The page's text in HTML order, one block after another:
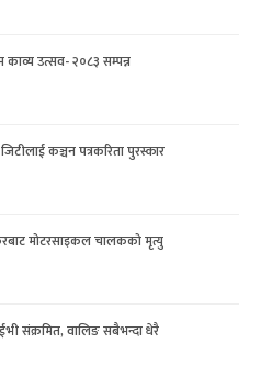
काव्य उत्सव- २०८३ सम्पन्न
कञ्चन पत्रकरिता पुरस्कार
मोटरसाइकल चालकको मृत्यु
संक्रमित, वालिङ सबैभन्दा धेरै